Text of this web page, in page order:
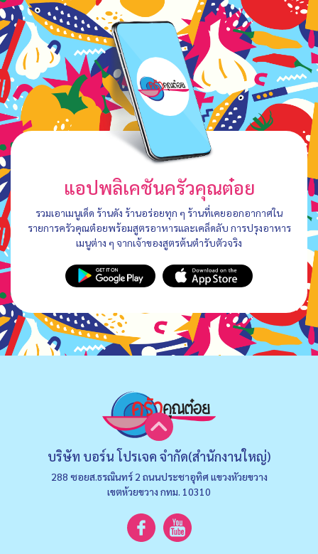
แอปพลิเคชันครัวคุณต๋อย
รวมเอาเมนูเด็ด ร้านดัง ร้านอร่อยทุก ๆ ร้านที่เคยออกอากาศใน
รายการครัวคุณต๋อยพร้อมสูตรอาหารและเคล็ดลับ การปรุงอาหาร
เมนูต่าง ๆ จากเจ้าของสูตรต้นตำรับตัวจริง
บริษัท บอร์น โปรเจค จำกัด(สำนักงานใหญ่)
288 ซอยส.ธรณินทร์ 2 ถนนประชาอุทิศ แขวงหัวยขวาง
เขตห้วยขวาง กทม. 10310